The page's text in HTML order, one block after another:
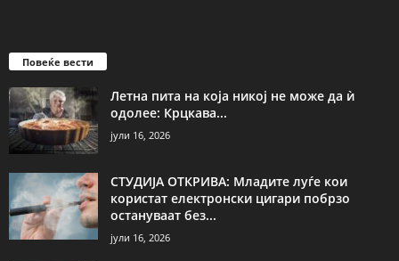
Повеќе вести
Летна пита на која никој не може да ѝ
одолее: Крцкава...
јули 16, 2026
СТУДИЈА ОТКРИВА: Младите луѓе кои
користат електронски цигари побрзо
остануваат без...
јули 16, 2026